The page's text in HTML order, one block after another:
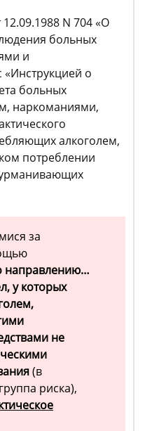
N 704 «О
больных
и
«Инструкцией о
больных
наркоманиями,
алкоголем,
потреблении
за
направлению…
у которых
не
(в
риска),